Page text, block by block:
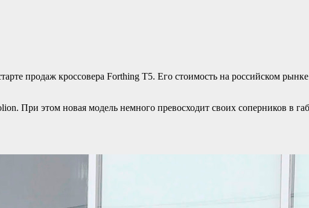
продаж кроссовера Forthing T5. Его стоимость на российском рынке
При этом новая модель немного превосходит своих соперников в